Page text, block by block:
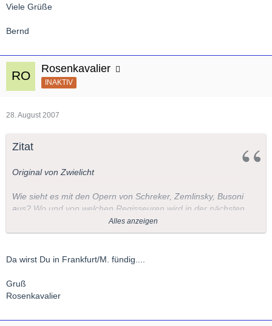
Viele Grüße
Bernd
Rosenkavalier
INAKTIV
28. August 2007
Zitat
Original von Zwielicht
Wie sieht es mit den Opern von Schreker, Zemlinsky, Busoni
aus? Wo und von welchen Regisseuren wird in der nächsten
Saison "Ariane et Barbe Bleue" von Dukas auf die Bühne
gebracht? Usw. usw.
Viele Grüße
Bernd
Alles anzeigen
Da wirst Du in Frankfurt/M. fündig....
Gruß
Rosenkavalier